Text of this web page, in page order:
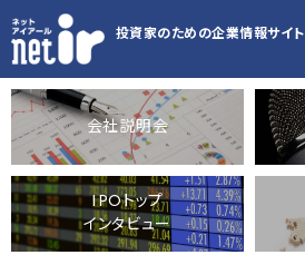
投資家のための企業情報サイト
会社説明会
IPOトップ
インタビュー